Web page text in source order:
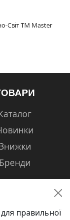
Світ ТМ Master
Бренди
правильної